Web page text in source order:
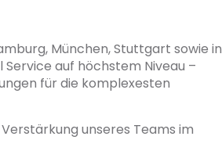
München, Stuttgart sowie in
auf höchstem Niveau –
für die komplexesten
unseres Teams im